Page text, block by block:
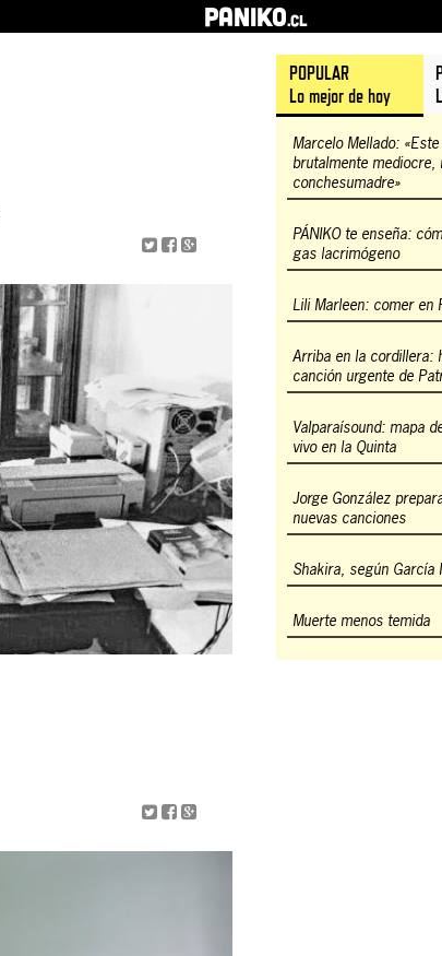
PANIKO.cl
POPULAR
Lo mejor de hoy
Marcelo Mellado:
brutalmente mediocre,
conchesumadre»
PÁNIKO te enseña:
gas lacrimógeno
Lili Marleen: comer en
Arriba en la cordillera:
canción urgente de
Valparaísound: mapa
vivo en la Quinta
Jorge González
nuevas canciones
Shakira, según García
Muerte menos temida